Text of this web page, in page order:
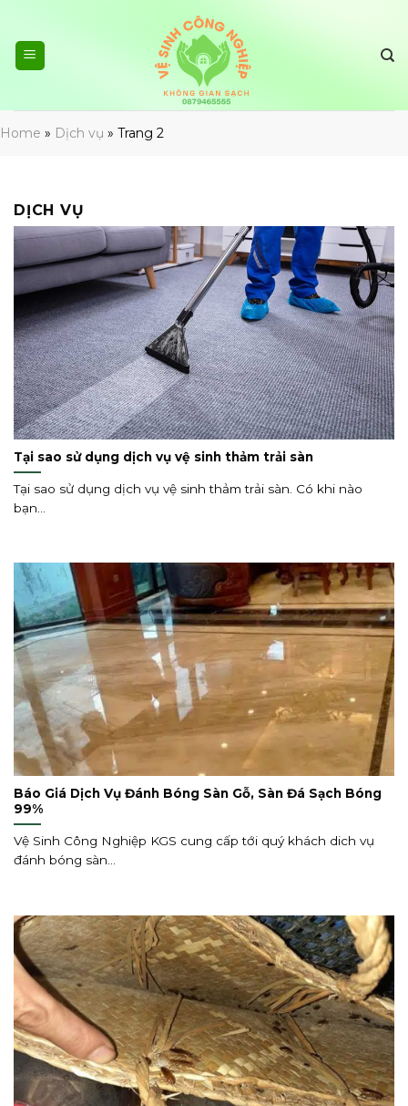
content
Home » Dịch vụ » Trang 2
DỊCH VỤ
Tại sao sử dụng dịch vụ vệ sinh thảm trải sàn
Tại sao sử dụng dịch vụ vệ sinh thảm trải sàn. Có khi nào
bạn...
Báo Giá Dịch Vụ Đánh Bóng Sàn Gỗ, Sàn Đá Sạch Bóng
99%
Vệ Sinh Công Nghiệp KGS cung cấp tới quý khách dich vụ
đánh bóng sàn...